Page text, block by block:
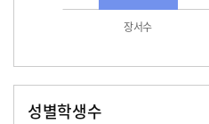
장서수
성별학생수